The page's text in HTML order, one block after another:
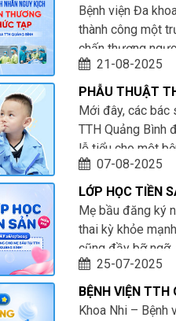
NGỰC PHỨC
Bệnh viện Đa
thành công một
chấn thương
tràn máu - tràn
khoang màng
21-08-2025
PHẪU THUẬT
Mới đây, các bác
TTH Quảng Bình
lỗ tiểu cho một
thân dương vật.
07-08-2025
LỚP HỌC TIỀN
Mẹ bầu đăng ký
thai kỳ khỏe
cũng đầy bỡ
25-07-2025
BỆNH VIỆN
TRẺ 22 NGÀY
Khoa Nhi – Bệnh